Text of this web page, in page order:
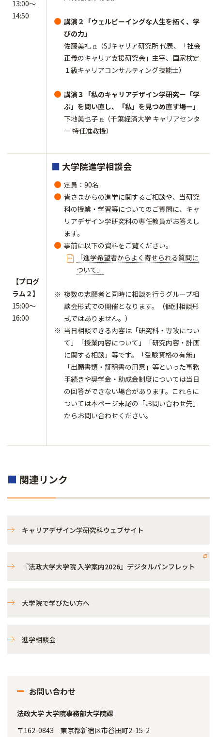
13:00～
14:50
講演２「ウェルビーイングな人生を拓く、学
びの力」
佐藤美礼 氏
（SJキャリア研究所 代表、「社会
正義のキャリア支援研究会」主宰、国家検定
１級キャリアコンサルティング技能士）
講演３「私のキャリアデザイン学研究ー「学
ぶ」を問い直し、「私」を見つめ直す場ー」
下地美也子 氏
（千葉経済大学 キャリアセンタ
ー 特任准教授）
【プログ
ラム２】
15:00～
16:00
■ 大学院進学相談会
定員：90名
皆さまからの進学に関するご相談や、当研究
科の授業・学習等についてのご質問に、キャ
リアデザイン学研究科の専任教員がお答えし
ます。
事前に以下の資料をご覧ください。
「進学希望者からよく寄せられる質問に
ついて」
複数の志願者と同時に相談を行うグループ相
談会形式での開催となります。（個別相談形
式ではありません。）
当日相談できる内容は「研究科・専攻につい
て」「授業内容について」「研究内容・計画
に関する相談」等です。「受験資格の有無」
「出願書類・証明書の用意」等といった事務
手続きや奨学金・助成金制度については当日
の回答ができない場合があります。これらに
ついては本ページ末尾の「お問い合わせ先」
からお問い合わせください。
■ 関連リンク
キャリアデザイン学研究科ウェブサイト
『法政大学大学院 入学案内2026』デジタルパンフレット
大学院で学びたい方へ
進学相談会
お問い合わせ
法政大学 大学院事務部大学院課
〒162-0843 東京都新宿区市谷田町2-15-2